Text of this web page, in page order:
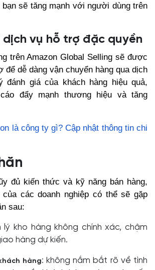
sẽ tăng mạnh với người dùng trên
dịch vụ hỗ trợ đặc quyền
trên Amazon Global Selling sẽ được
để dễ dàng vận chuyển hàng qua dịch
đánh giá của khách hàng hiệu quả,
đẩy mạnh thương hiệu và tăng
là công ty gì? Cập nhật thông tin chi
đủ kiến thức và kỹ năng bán hàng,
các doanh nghiệp có thể sẽ gặp
sau:
lý kho hàng không chính xác, chậm
hàng dự kiến.
hàng: không nắm bắt rõ về tình